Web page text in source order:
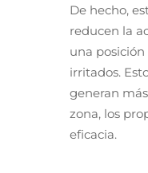
De hecho,
reducen la
una
irritados.
generan
zona, los
eficacia.